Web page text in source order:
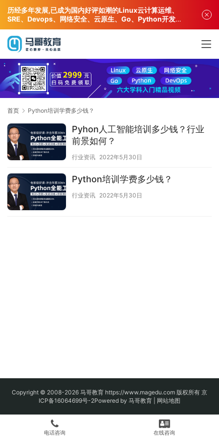
首页 Python培训学费多少钱？
Pyhon人工智能培训多少钱？行业
前景如何？
行业资讯 2022年5月30日
Python培训学费多少钱？
行业资讯 2022年5月30日
Copyright © 2008-2026 马哥教育 https://www.magedu.com 版权所有 京
ICP备16064699号-2Powered by 马哥教育 | 网站地图
电话咨询 在线咨询
历经多年发展,已成为国内好评如潮的Linux云计算运维、
SRE、Devops、网络安全、云原生、Go、Python开发专
业人才培训机构!